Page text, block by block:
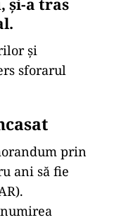
și-a tras
și
sforarul
prin
ani să fie